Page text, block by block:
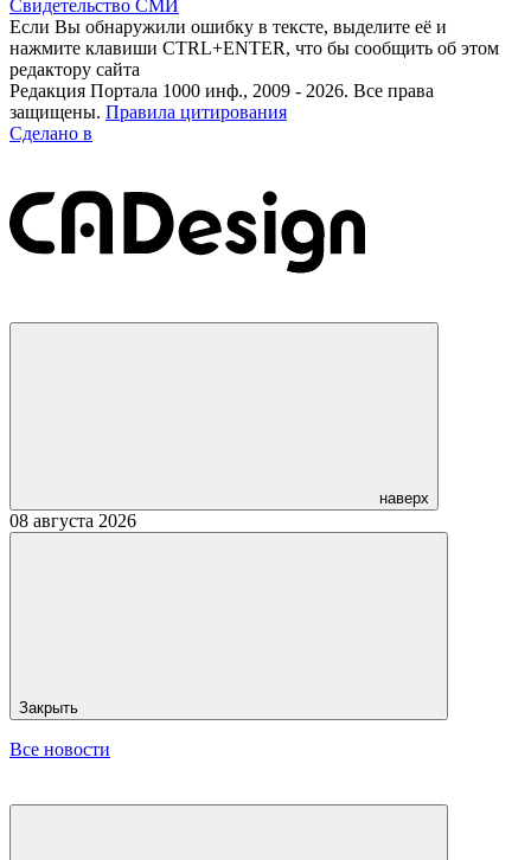
Свидетельство СМИ
Если Вы обнаружили ошибку в тексте, выделите её и
нажмите клавиши CTRL+ENTER, что бы сообщить об этом
редактору сайта
Редакция Портала 1000 инф., 2009 - 2026. Все права
защищены. Правила цитирования
Сделано в
наверх
08 августа 2026
Закрыть
Все новости